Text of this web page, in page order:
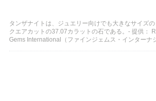
タンザナイトは、ジュエリー向けでも大きなサイズ
クエアカットの37.07カラットの石である。- 提供：
Gems International（ファインジェムス・インターナ